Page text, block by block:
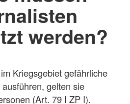
werden?
Kriegsgebiet gefährliche
gelten sie
(Art. 79 I ZP I).